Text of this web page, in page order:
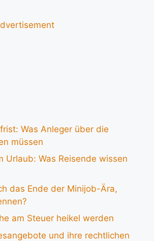
Was Anleger über die
müssen
Urlaub: Was Reisende wissen
das Ende der Minijob-Ära,
am Steuer heikel werden
und ihre rechtlichen